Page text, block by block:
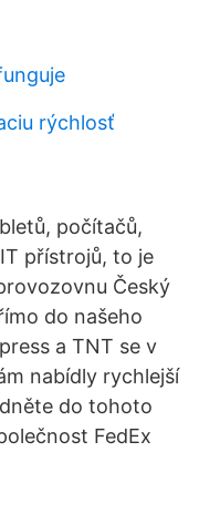
rýchlosť
počítačů,
přístrojů, to je
Český
do našeho
a TNT se v
nabídly rychlejší
do tohoto
FedEx